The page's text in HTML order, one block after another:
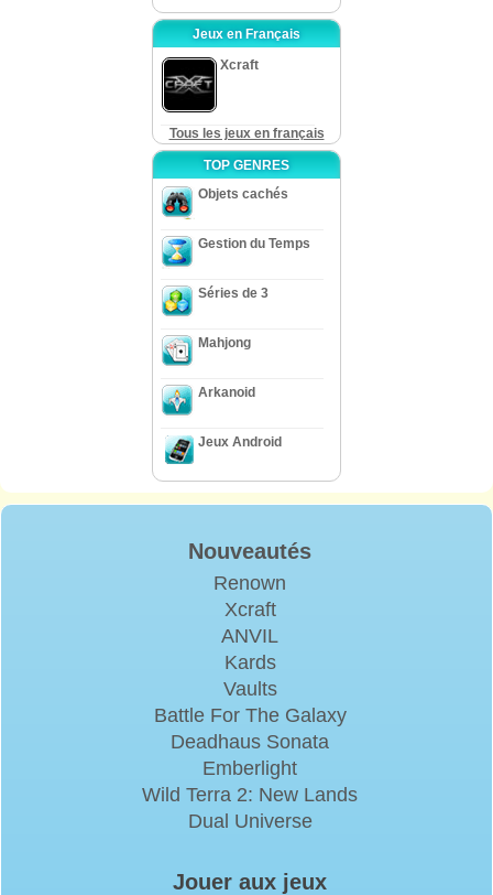
Jeux en Français
Xcraft
Tous les jeux en français
TOP GENRES
Objets cachés
Gestion du Temps
Séries de 3
Mahjong
Arkanoid
Jeux Android
Nouveautés
Renown
Xcraft
ANVIL
Kards
Vaults
Battle For The Galaxy
Deadhaus Sonata
Emberlight
Wild Terra 2: New Lands
Dual Universe
Jouer aux jeux